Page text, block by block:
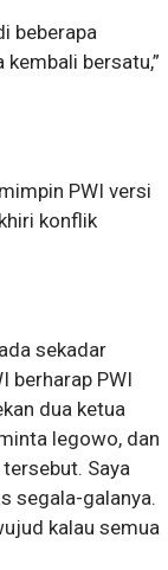
beberapa
bersatu,”
PWI versi
konflik
sekadar
berharap PWI
dua ketua
legowo, dan
Saya
segala-galanya.
kalau semua